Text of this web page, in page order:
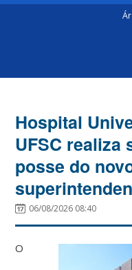
Hospital
UFSC realiza
posse do
06/08/2026 08:40
O